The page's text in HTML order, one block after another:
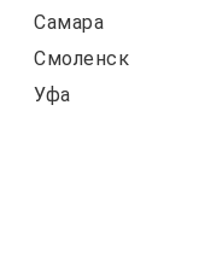
Самара
Смоленск
Уфа